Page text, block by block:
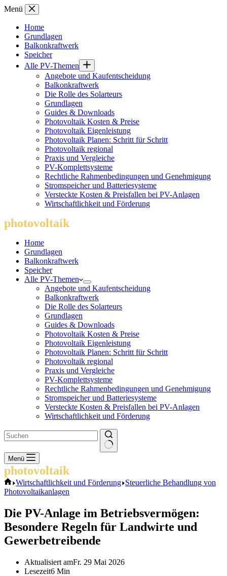
Zum
springen
Menü
Home
Grundlagen
Balkonkraftwerk
Speicher
Alle PV-Themen
Angebote und Kaufentscheidung
Balkonkraftwerk
Die Rolle des Solarteurs
Grundlagen
Guides & Downloads
Photovoltaik Kosten & Preise
Photovoltaik Eigenleistung
Photovoltaik Planen: Schritt für Schritt
Photovoltaik regional
Praxis und Vergleiche
PV-Komplettsysteme
Rechtliche Rahmenbedingungen und Genehmigung
Stromspeicher und Batteriesysteme
Versteckte Kosten & Preisfallen bei PV-Anlagen
Wirtschaftlichkeit und Förderung
photovoltaik
Home
Grundlagen
Balkonkraftwerk
Speicher
Alle PV-Themen
Angebote und Kaufentscheidung
Balkonkraftwerk
Die Rolle des Solarteurs
Grundlagen
Guides & Downloads
Photovoltaik Kosten & Preise
Photovoltaik Eigenleistung
Photovoltaik Planen: Schritt für Schritt
Photovoltaik regional
Praxis und Vergleiche
PV-Komplettsysteme
Rechtliche Rahmenbedingungen und Genehmigung
Stromspeicher und Batteriesysteme
Versteckte Kosten & Preisfallen bei PV-Anlagen
Wirtschaftlichkeit und Förderung
Keine
Ergebnisse
Menü
photovoltaik
Start
Wirtschaftlichkeit und Förderung Steuerliche Behandlung von
Photovoltaikanlagen
Die PV-Anlage im Betriebsvermögen:
Besondere Regeln für Landwirte und
Gewerbetreibende
Aktualisiert amFr. 29 Mai 2026
Lesezeit6 Min